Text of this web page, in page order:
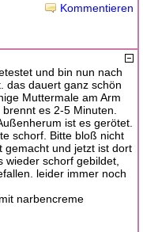
Kommentieren
und bin nun nach
das dauert ganz schön
Muttermale am Arm
es 2-5 Minuten.
ist es gerötet.
schorf. Bitte bloß nicht
gemacht und jetzt ist dort
wieder schorf gebildet,
leider immer noch
narbencreme